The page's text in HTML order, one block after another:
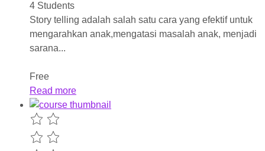
4 Students
Story telling adalah salah satu cara yang efektif untuk
mengarahkan anak,mengatasi masalah anak, menjadi
sarana...
Free
Read more